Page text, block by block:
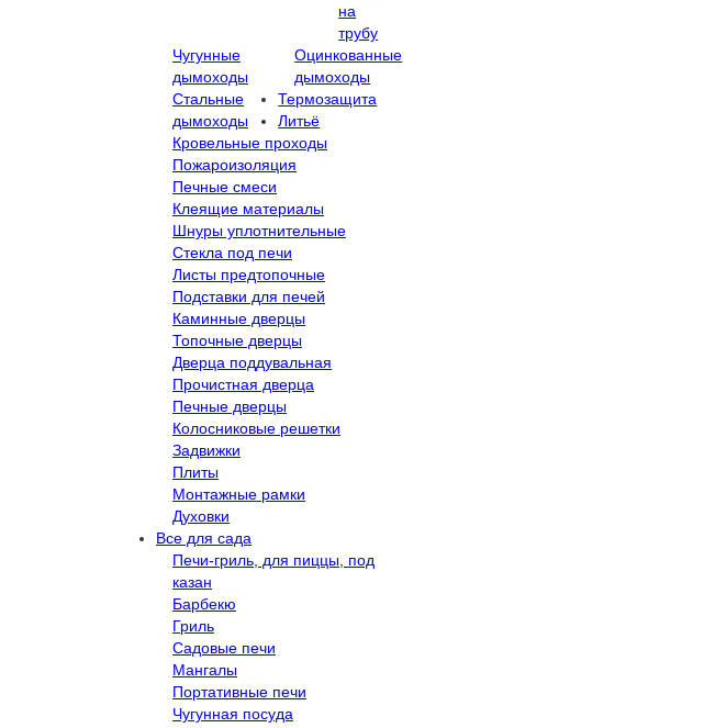
на
трубу
Чугунные
дымоходы
Оцинкованные
дымоходы
Стальные
дымоходы
Термозащита
Кровельные проходы
Пожароизоляция
Печные смеси
Клеящие материалы
Шнуры уплотнительные
Стекла под печи
Листы предтопочные
Подставки для печей
Литьё
Каминные дверцы
Топочные дверцы
Дверца поддувальная
Прочистная дверца
Печные дверцы
Колосниковые решетки
Задвижки
Плиты
Монтажные рамки
Духовки
Все для сада
Печи-гриль, для пиццы, под
казан
Барбекю
Гриль
Садовые печи
Мангалы
Портативные печи
Чугунная посуда